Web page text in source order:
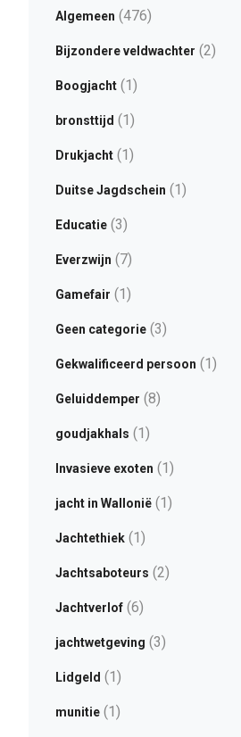
Algemeen (476)
Bijzondere veldwachter (2)
Boogjacht(1)
bronsttijd (1)
Drukjacht(1)
Duitse Jagdschein (1)
Educatie(3)
Everzwijn (7)
Gamefair (1)
Geen categorie(3)
Gekwalificeerd persoon (1)
Geluiddemper (8)
goudjakhals (1)
Invasieve exoten (1)
jacht in Wallonië(1)
Jachtethiek(1)
Jachtsaboteurs (2)
Jachtverlof(6)
jachtwetgeving (3)
Lidgeld (1)
munitie(1)